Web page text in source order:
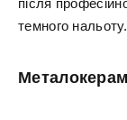
після
темного нальоту.